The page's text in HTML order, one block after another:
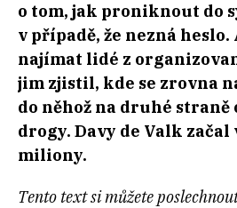
o tom, jak proniknout do
v případě, že nezná
najímat lidé z
jim zjistil, kde se zrovna
do něhož na druhé
drogy. Davy de Valk začal
miliony.
Tento text si můžete